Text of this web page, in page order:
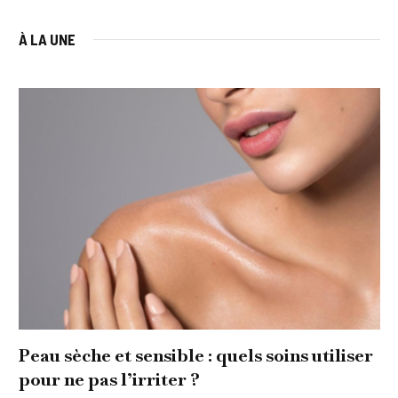
À LA UNE
Peau sèche et sensible : quels soins utiliser
pour ne pas l’irriter ?